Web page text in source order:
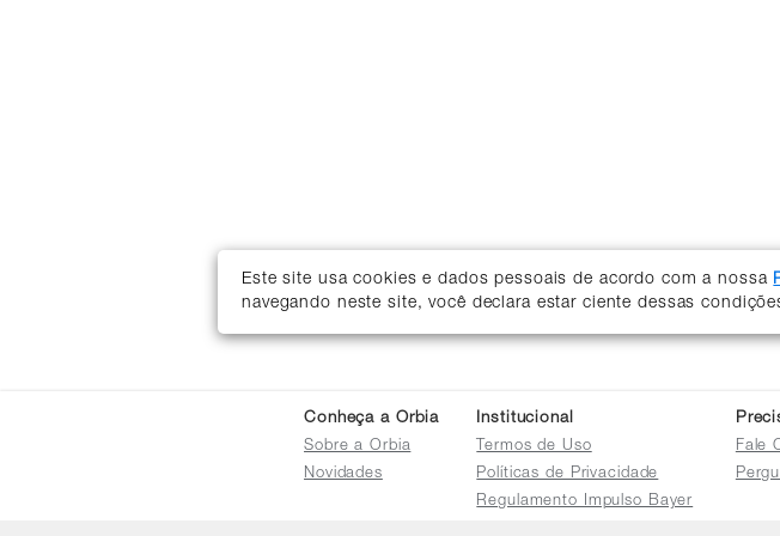
Este site usa cookies e dados pessoais de acordo com a nossa
navegando neste site, você declara estar ciente dessas
Conheça a Orbia
Sobre a Orbia
Novidades
Institucional
Termos de Uso
Políticas de Privacidade
Regulamento Impulso Bayer
Fale